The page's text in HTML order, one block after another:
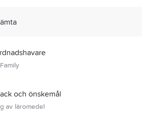
och önskemål
av läromedel